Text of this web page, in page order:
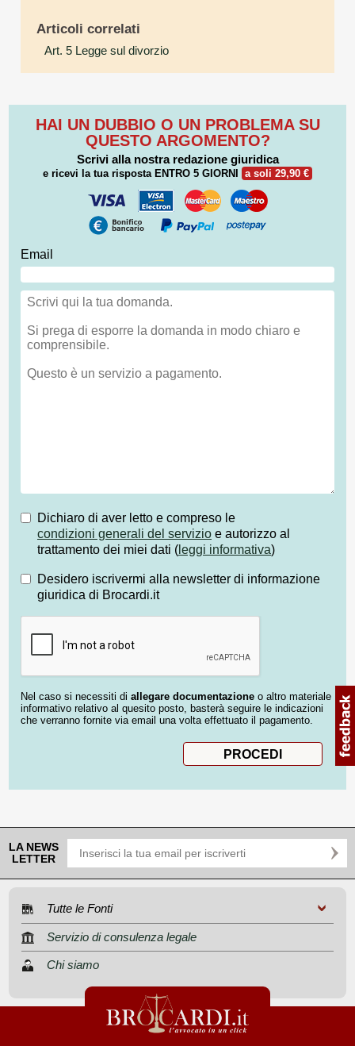
Articoli correlati
Art. 5 Legge sul divorzio
HAI UN DUBBIO O UN PROBLEMA SU
QUESTO ARGOMENTO?
Scrivi alla nostra redazione giuridica
e ricevi la tua risposta ENTRO 5 GIORNI a soli 29,90 €
Email
Dichiaro di aver letto e compreso le
condizioni generali del servizio e autorizzo al
trattamento dei miei dati ( leggi informativa)
Desidero iscrivermi alla newsletter di informazione
giuridica di Brocardi.it
Nel caso si necessiti di allegare documentazione o altro materiale
informativo relativo al quesito posto, basterà seguire le indicazioni
che verranno fornite via email una volta effettuato il pagamento.
LA NEWS
LETTER
Tutte le Fonti
Servizio di consulenza legale
Chi siamo